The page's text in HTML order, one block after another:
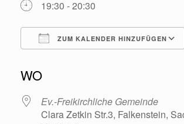
19:30 - 20:30
ZUM KALENDER HINZUFÜGEN
WO
Ev.-Freikirchliche Gemeinde
Clara Zetkin Str.3, Falkenstein,